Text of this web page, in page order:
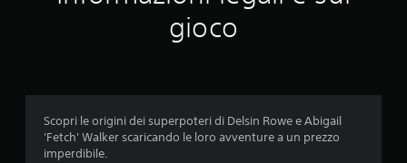
d
i
gioco
Scopri le origini dei superpoteri di Delsin Rowe e Abigail
'Fetch' Walker scaricando le loro avventure a un prezzo
imperdibile.